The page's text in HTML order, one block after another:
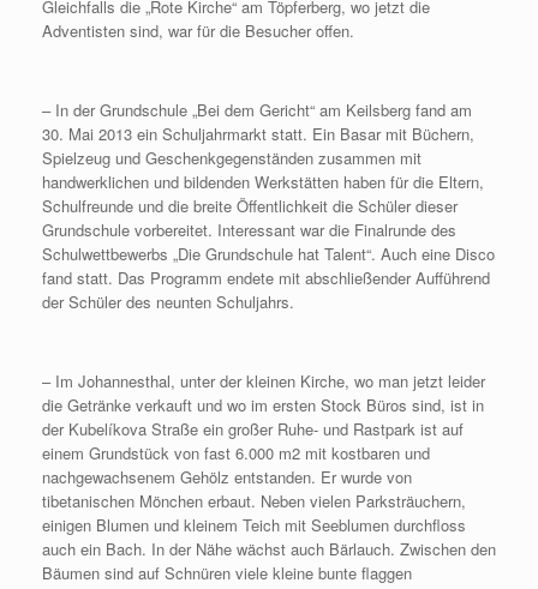
Gleichfalls die „Rote Kirche“ am Töpferberg, wo jetzt die
Adventisten sind, war für die Besucher offen.
– In der Grundschule „Bei dem Gericht“ am Keilsberg fand am
30. Mai 2013 ein Schuljahrmarkt statt. Ein Basar mit Büchern,
Spielzeug und Geschenkgegenständen zusammen mit
handwerklichen und bildenden Werkstätten haben für die Eltern,
Schulfreunde und die breite Öffentlichkeit die Schüler dieser
Grundschule vorbereitet. Interessant war die Finalrunde des
Schulwettbewerbs „Die Grundschule hat Talent“. Auch eine Disco
fand statt. Das Programm endete mit abschließender Aufführend
der Schüler des neunten Schuljahrs.
– Im Johannesthal, unter der kleinen Kirche, wo man jetzt leider
die Getränke verkauft und wo im ersten Stock Büros sind, ist in
der Kubelíkova Straße ein großer Ruhe- und Rastpark ist auf
einem Grundstück von fast 6.000 m2 mit kostbaren und
nachgewachsenem Gehölz entstanden. Er wurde von
tibetanischen Mönchen erbaut. Neben vielen Parksträuchern,
einigen Blumen und kleinem Teich mit Seeblumen durchfloss
auch ein Bach. In der Nähe wächst auch Bärlauch. Zwischen den
Bäumen sind auf Schnüren viele kleine bunte flaggen